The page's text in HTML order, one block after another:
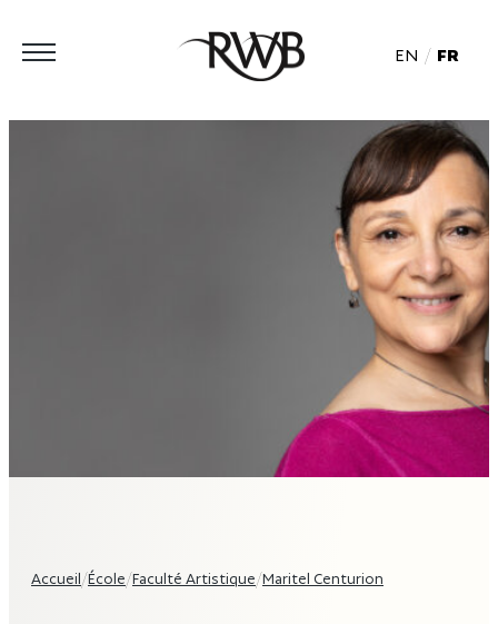
EN FR
Accueil/École/Faculté Artistique/Maritel Centurion